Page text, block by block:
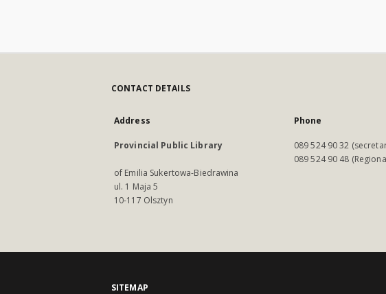
CONTACT DETAILS
Address
Provincial Public Library
of Emilia Sukertowa-Biedrawina
ul. 1 Maja 5
10-117 Olsztyn
Phone
089 524 90 32
089 524 90 48
SITEMAP